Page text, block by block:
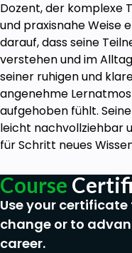
Jeder, der sich
und seine
möchte.
Beginne jetzt und
effizient Datenanalyse
Dich für den Kurs
Grundstein für
Goals
Zeit sparen
Fehler vermeiden
Stabile Prozesse
Dozent, der komplexe
und praxisnahe Weise
darauf, dass seine
verstehen und im
seiner ruhigen und
angenehme
aufgehoben fühlt.
leicht nachvollziehbar
für Schritt neues
Course
Use your
change or to
career.